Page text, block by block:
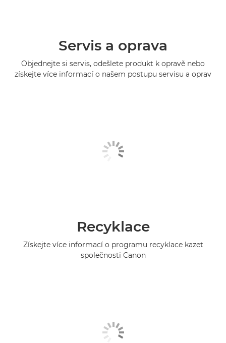
Servis a oprava
Objednejte si servis, odešlete produkt k opravě nebo
získejte více informací o našem postupu servisu a oprav
Recyklace
Získejte více informací o programu recyklace kazet
společnosti Canon